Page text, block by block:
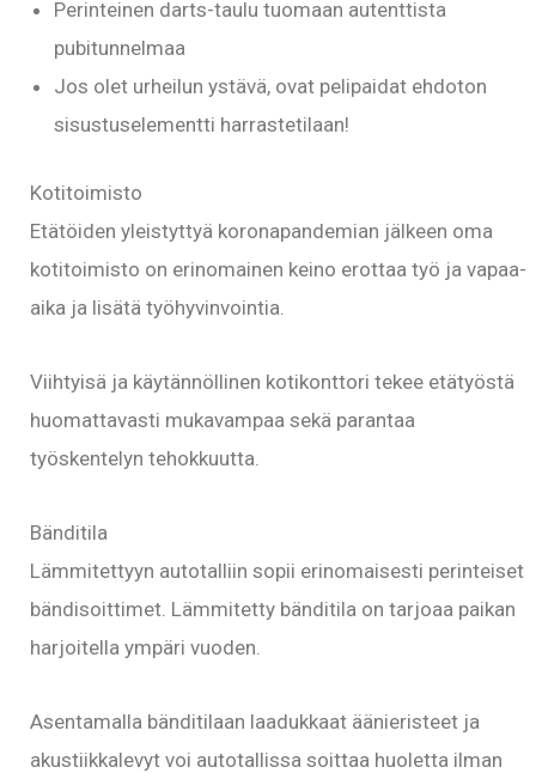
Perinteinen darts-taulu tuomaan autenttista
pubitunnelmaa
Jos olet urheilun ystävä, ovat pelipaidat ehdoton
sisustuselementti harrastetilaan!
Kotitoimisto
Etätöiden yleistyttyä koronapandemian jälkeen oma
kotitoimisto on erinomainen keino erottaa työ ja vapaa-
aika ja lisätä työhyvinvointia.
Viihtyisä ja käytännöllinen kotikonttori tekee etätyöstä
huomattavasti mukavampaa sekä parantaa
työskentelyn tehokkuutta.
Bänditila
Lämmitettyyn autotalliin sopii erinomaisesti perinteiset
bändisoittimet. Lämmitetty bänditila on tarjoaa paikan
harjoitella ympäri vuoden.
Asentamalla bänditilaan laadukkaat äänieristeet ja
akustiikkalevyt voi autotallissa soittaa huoletta ilman